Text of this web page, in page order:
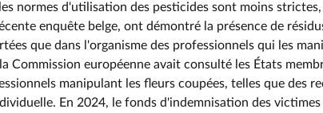
normes d'utilisation des pesticides sont moins
enquête belge, ont démontré la présence de
que dans l'organisme des professionnels qui les
Commission européenne avait consulté les États
manipulant les fleurs coupées, telles que des
En 2024, le fonds d'indemnisation des victimes